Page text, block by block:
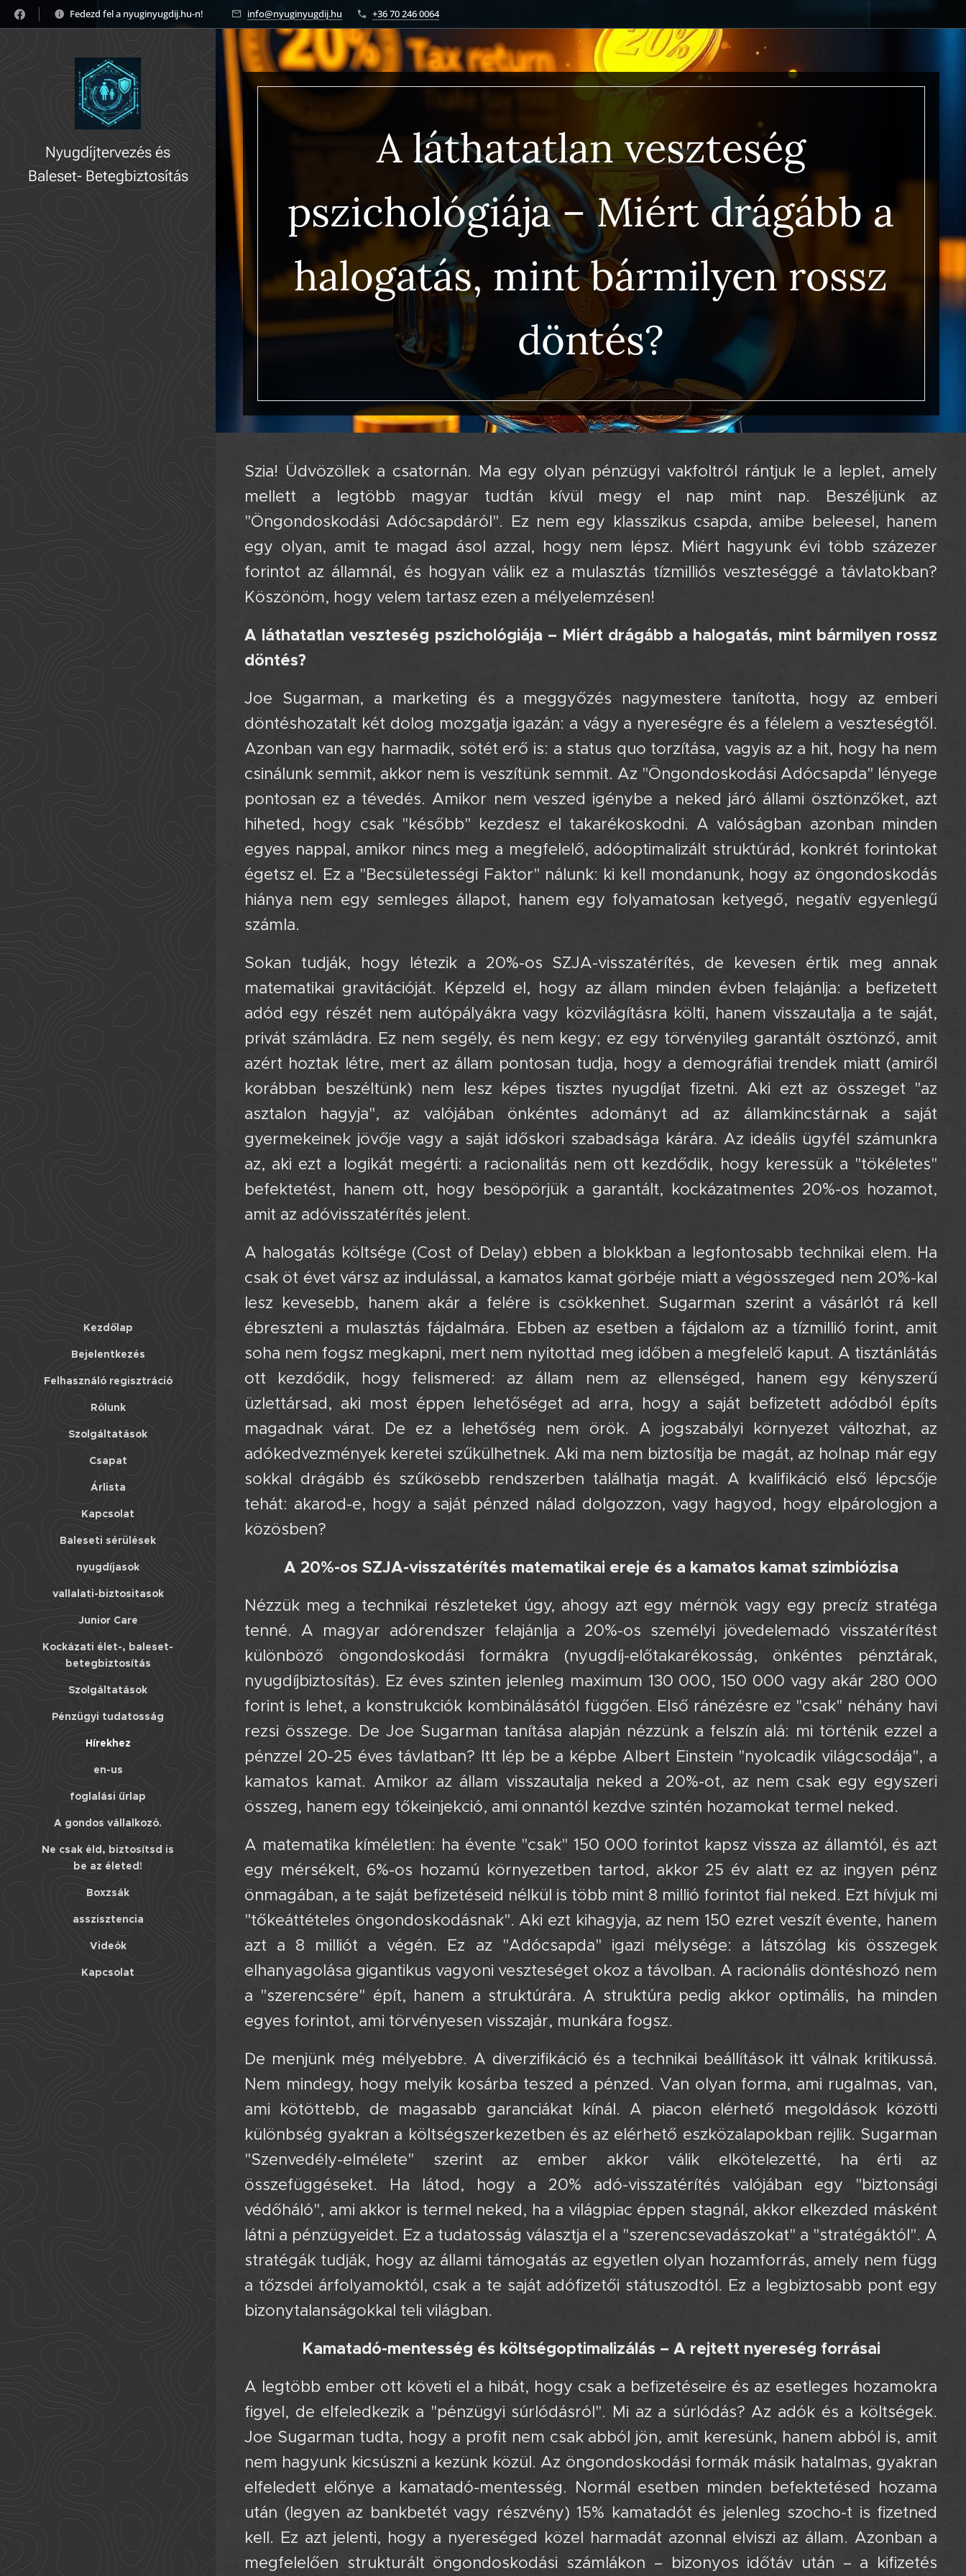
Fedezd fel a nyuginyugdij.hu-n! 🚀 info@nyuginyugdij.hu +36 70 246 0064
Nyugdíjtervezés és
Baleset- Betegbiztosítás
gyorsan, könnyedén!
Kezdőlap
Bejelentkezés
Felhasználó regisztráció
Rólunk
Szolgáltatások
Csapat
Árlista
Kapcsolat
Baleseti sérülések
nyugdíjasok
vallalati-biztositasok
Junior Care
Kockázati élet-, baleset-
betegbiztosítás
Szolgáltatások
Pénzügyi tudatosság
Hírekhez
en-us
foglalási űrlap
A gondos vállalkozó.
Ne csak éld, biztosítsd is
be az életed!
Boxzsák
asszisztencia
Videók
Kapcsolat
A láthatatlan veszteség
pszichológiája – Miért drágább a
halogatás, mint bármilyen rossz
döntés?
Szia! Üdvözöllek a csatornán. Ma egy olyan pénzügyi vakfoltról rántjuk le a leplet, amely
mellett a legtöbb magyar tudtán kívül megy el nap mint nap. Beszéljünk az
"Öngondoskodási Adócsapdáról". Ez nem egy klasszikus csapda, amibe beleesel, hanem
egy olyan, amit te magad ásol azzal, hogy nem lépsz. Miért hagyunk évi több százezer
forintot az államnál, és hogyan válik ez a mulasztás tízmilliós veszteséggé a távlatokban?
Köszönöm, hogy velem tartasz ezen a mélyelemzésen!
A láthatatlan veszteség pszichológiája – Miért drágább a halogatás, mint bármilyen rossz
döntés?
Joe Sugarman, a marketing és a meggyőzés nagymestere tanította, hogy az emberi
döntéshozatalt két dolog mozgatja igazán: a vágy a nyereségre és a félelem a veszteségtől.
Azonban van egy harmadik, sötét erő is: a status quo torzítása, vagyis az a hit, hogy ha nem
csinálunk semmit, akkor nem is veszítünk semmit. Az "Öngondoskodási Adócsapda" lényege
pontosan ez a tévedés. Amikor nem veszed igénybe a neked járó állami ösztönzőket, azt
hiheted, hogy csak "később" kezdesz el takarékoskodni. A valóságban azonban minden
egyes nappal, amikor nincs meg a megfelelő, adóoptimalizált struktúrád, konkrét forintokat
égetsz el. Ez a "Becsületességi Faktor" nálunk: ki kell mondanunk, hogy az öngondoskodás
hiánya nem egy semleges állapot, hanem egy folyamatosan ketyegő, negatív egyenlegű
számla.
Sokan tudják, hogy létezik a 20%-os SZJA-visszatérítés, de kevesen értik meg annak
matematikai gravitációját. Képzeld el, hogy az állam minden évben felajánlja: a befizetett
adód egy részét nem autópályákra vagy közvilágításra költi, hanem visszautalja a te saját,
privát számládra. Ez nem segély, és nem kegy; ez egy törvényileg garantált ösztönző, amit
azért hoztak létre, mert az állam pontosan tudja, hogy a demográfiai trendek miatt (amiről
korábban beszéltünk) nem lesz képes tisztes nyugdíjat fizetni. Aki ezt az összeget "az
asztalon hagyja", az valójában önkéntes adományt ad az államkincstárnak a saját
gyermekeinek jövője vagy a saját időskori szabadsága kárára. Az ideális ügyfél számunkra
az, aki ezt a logikát megérti: a racionalitás nem ott kezdődik, hogy keressük a "tökéletes"
befektetést, hanem ott, hogy besöpörjük a garantált, kockázatmentes 20%-os hozamot,
amit az adóvisszatérítés jelent.
A halogatás költsége (Cost of Delay) ebben a blokkban a legfontosabb technikai elem. Ha
csak öt évet vársz az indulással, a kamatos kamat görbéje miatt a végösszeged nem 20%-kal
lesz kevesebb, hanem akár a felére is csökkenhet. Sugarman szerint a vásárlót rá kell
ébreszteni a mulasztás fájdalmára. Ebben az esetben a fájdalom az a tízmillió forint, amit
soha nem fogsz megkapni, mert nem nyitottad meg időben a megfelelő kaput. A tisztánlátás
ott kezdődik, hogy felismered: az állam nem az ellenséged, hanem egy kényszerű
üzlettársad, aki most éppen lehetőséget ad arra, hogy a saját befizetett adódból építs
magadnak várat. De ez a lehetőség nem örök. A jogszabályi környezet változhat, az
adókedvezmények keretei szűkülhetnek. Aki ma nem biztosítja be magát, az holnap már egy
sokkal drágább és szűkösebb rendszerben találhatja magát. A kvalifikáció első lépcsője
tehát: akarod-e, hogy a saját pénzed nálad dolgozzon, vagy hagyod, hogy elpárologjon a
közösben?
A 20%-os SZJA-visszatérítés matematikai ereje és a kamatos kamat szimbiózisa
Nézzük meg a technikai részleteket úgy, ahogy azt egy mérnök vagy egy precíz stratéga
tenné. A magyar adórendszer felajánlja a 20%-os személyi jövedelemadó visszatérítést
különböző öngondoskodási formákra (nyugdíj-előtakarékosság, önkéntes pénztárak,
nyugdíjbiztosítás). Ez éves szinten jelenleg maximum 130 000, 150 000 vagy akár 280 000
forint is lehet, a konstrukciók kombinálásától függően. Első ránézésre ez "csak" néhány havi
rezsi összege. De Joe Sugarman tanítása alapján nézzünk a felszín alá: mi történik ezzel a
pénzzel 20-25 éves távlatban? Itt lép be a képbe Albert Einstein "nyolcadik világcsodája", a
kamatos kamat. Amikor az állam visszautalja neked a 20%-ot, az nem csak egy egyszeri
összeg, hanem egy tőkeinjekció, ami onnantól kezdve szintén hozamokat termel neked.
A matematika kíméletlen: ha évente "csak" 150 000 forintot kapsz vissza az államtól, és azt
egy mérsékelt, 6%-os hozamú környezetben tartod, akkor 25 év alatt ez az ingyen pénz
önmagában, a te saját befizetéseid nélkül is több mint 8 millió forintot fial neked. Ezt hívjuk mi
"tőkeáttételes öngondoskodásnak". Aki ezt kihagyja, az nem 150 ezret veszít évente, hanem
azt a 8 milliót a végén. Ez az "Adócsapda" igazi mélysége: a látszólag kis összegek
elhanyagolása gigantikus vagyoni veszteséget okoz a távolban. A racionális döntéshozó nem
a "szerencsére" épít, hanem a struktúrára. A struktúra pedig akkor optimális, ha minden
egyes forintot, ami törvényesen visszajár, munkára fogsz.
De menjünk még mélyebbre. A diverzifikáció és a technikai beállítások itt válnak kritikussá.
Nem mindegy, hogy melyik kosárba teszed a pénzed. Van olyan forma, ami rugalmas, van,
ami kötöttebb, de magasabb garanciákat kínál. A piacon elérhető megoldások közötti
különbség gyakran a költségszerkezetben és az elérhető eszközalapokban rejlik. Sugarman
"Szenvedély-elmélete" szerint az ember akkor válik elkötelezetté, ha érti az
összefüggéseket. Ha látod, hogy a 20% adó-visszatérítés valójában egy "biztonsági
védőháló", ami akkor is termel neked, ha a világpiac éppen stagnál, akkor elkezded másként
látni a pénzügyeidet. Ez a tudatosság választja el a "szerencsevadászokat" a "stratégáktól". A
stratégák tudják, hogy az állami támogatás az egyetlen olyan hozamforrás, amely nem függ
a tőzsdei árfolyamoktól, csak a te saját adófizetői státuszodtól. Ez a legbiztosabb pont egy
bizonytalanságokkal teli világban.
Kamatadó-mentesség és költségoptimalizálás – A rejtett nyereség forrásai
A legtöbb ember ott követi el a hibát, hogy csak a befizetéseire és az esetleges hozamokra
figyel, de elfeledkezik a "pénzügyi súrlódásról". Mi az a súrlódás? Az adók és a költségek.
Joe Sugarman tudta, hogy a profit nem csak abból jön, amit keresünk, hanem abból is, amit
nem hagyunk kicsúszni a kezünk közül. Az öngondoskodási formák másik hatalmas, gyakran
elfeledett előnye a kamatadó-mentesség. Normál esetben minden befektetésed hozama
után (legyen az bankbetét vagy részvény) 15% kamatadót és jelenleg szocho-t is fizetned
kell. Ez azt jelenti, hogy a nyereséged közel harmadát azonnal elviszi az állam. Azonban a
megfelelően strukturált öngondoskodási számlákon – bizonyos időtáv után – a kifizetés